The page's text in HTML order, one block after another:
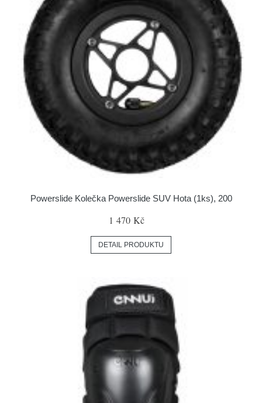
Powerslide Kolečka Powerslide SUV Hota (1ks), 200
1 470 Kč
DETAIL PRODUKTU